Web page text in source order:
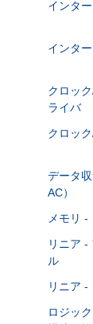
インタ
インタ
クロッ
ライバ
クロッ
データ
AC）
メモリ -
リニア -
ル
リニア -
ロジッ